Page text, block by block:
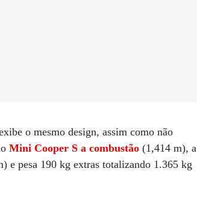
o mesmo design, assim como não
Mini Cooper S a combustão (1,414 m), a
e pesa 190 kg extras totalizando 1.365 kg